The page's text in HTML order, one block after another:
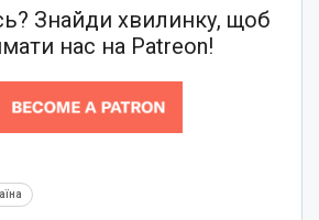
Знайди хвилинку, щоб
нас на Patreon!